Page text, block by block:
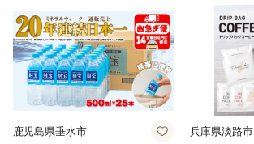
鹿児島県垂水市 兵庫県淡路市